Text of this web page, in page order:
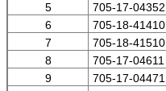
5
705-17-04352
6
705-18-41410
7
705-18-41510
8
705-17-04611
9
705-17-04471